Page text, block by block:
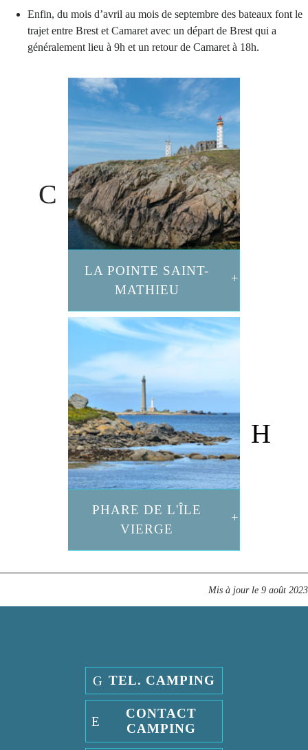
Enfin, du mois d’avril au mois de septembre des bateaux font le
trajet entre Brest et Camaret avec un départ de Brest qui a
généralement lieu à 9h et un retour de Camaret à 18h.
LA POINTE SAINT-
MATHIEU
PHARE DE L'ÎLE
VIERGE
Mis à jour le 9 août 2023
TEL. CAMPING
CONTACT
CAMPING